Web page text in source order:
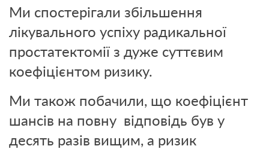
Ми спостерігали збільшення
лікувального успіху радикальної
простатектомії з дуже суттєвим
коефіцієнтом ризику.
Ми також побачили, що коефіцієнт
шансів на повну відповідь був у
десять разів вищим, а ризик